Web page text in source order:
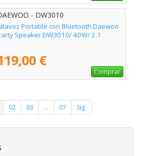
- DW3010
Portable con Bluetooth Daewoo
Speaker DW3010/ 40W/ 2.1
€
Comprar
02 03 ... 07 Sig.